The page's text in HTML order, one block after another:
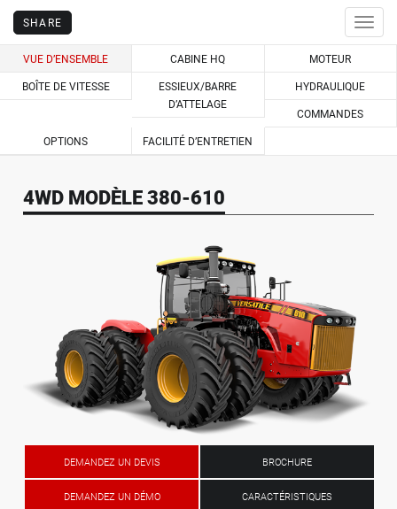
SHARE
VUE D’ENSEMBLE CABINE HQ
MOTEUR
BOÎTE DE VITESSE
ESSIEUX/BARRE
D’ATTELAGE
HYDRAULIQUE
COMMANDES
OPTIONS
FACILITÉ D’ENTRETIEN
4WD MODÈLE 380-610
DEMANDEZ UN DEVIS BROCHURE
DEMANDEZ UN DÉMO CARACTÉRISTIQUES